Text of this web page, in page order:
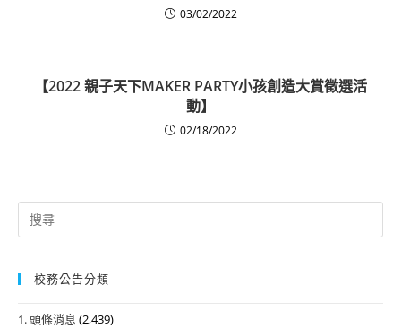
03/02/2022
【2022 親子天下MAKER PARTY小孩創造大賞徵選活
動】
02/18/2022
Search
for:
校務公告分類
1. 頭條消息 (2,439)